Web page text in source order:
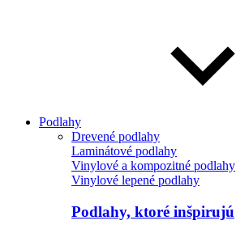
Podlahy
Drevené podlahy
Laminátové podlahy
Vinylové a kompozitné podlahy
Vinylové lepené podlahy
Podlahy, ktoré inšpirujú